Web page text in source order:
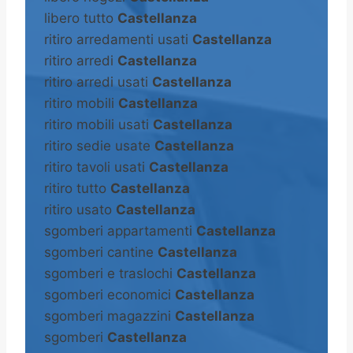
libero tutto Castellanza
ritiro arredamenti usati Castellanza
ritiro arredi Castellanza
ritiro arredi usati Castellanza
ritiro mobili Castellanza
ritiro mobili usati Castellanza
ritiro sedie usate Castellanza
ritiro tavoli usati Castellanza
ritiro tutto Castellanza
ritiro usato Castellanza
sgomberi appartamenti Castellanza
sgomberi cantine Castellanza
sgomberi e traslochi Castellanza
sgomberi economici Castellanza
sgomberi magazzini Castellanza
sgomberi Castellanza